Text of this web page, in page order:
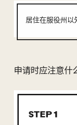
居住在服役州以
申请时应注意什